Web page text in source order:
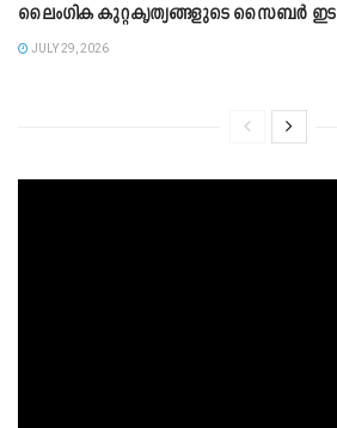
ലൈംഗിക കുറ്റകൃത്യങ്ങളുടെ സൈബർ
JULY 29, 2026